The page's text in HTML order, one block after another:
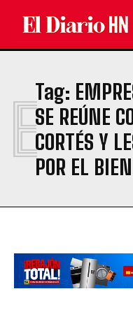
Tag:
SE REÚNE
CORTÉS Y
POR EL
E